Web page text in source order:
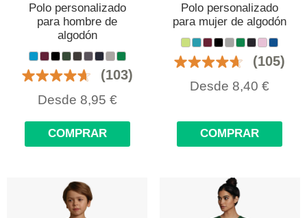
Polo personalizado
para hombre de
algodón
(103)
Desde 8,95 €
COMPRAR
Polo personalizado
para mujer de algodón
(105)
Desde 8,40 €
COMPRAR